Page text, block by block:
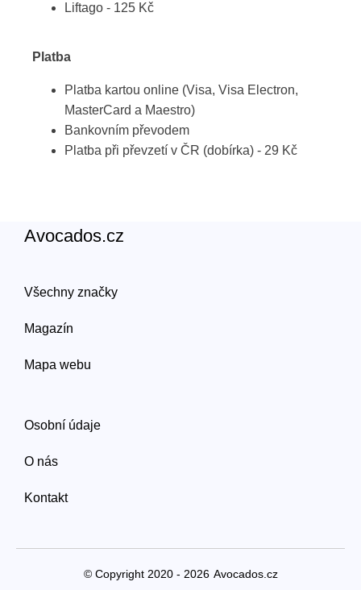
Liftago - 125 Kč
Platba
Platba kartou online (Visa, Visa Electron,
MasterCard a Maestro)
Bankovním převodem
Platba při převzetí v ČR (dobírka) - 29 Kč
Avocados.cz
Všechny značky
Magazín
Mapa webu
Osobní údaje
O nás
Kontakt
© Copyright 2020 - 2026 Avocados.cz